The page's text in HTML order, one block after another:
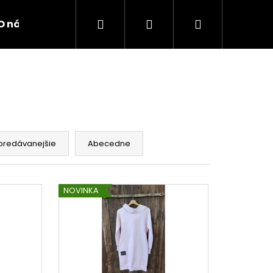
nás Kontakty Hľadať PrihlásenieNákupný
Abecedne
NOVINKA